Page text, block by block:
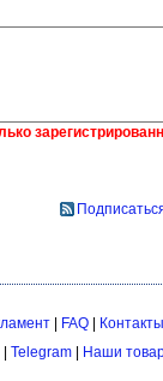
| FAQ| Контакты
| Telegram | Наши